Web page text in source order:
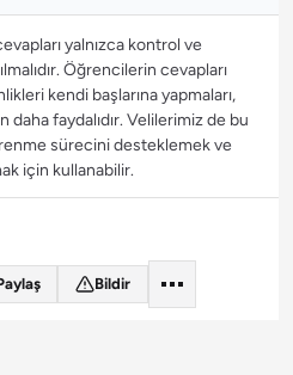
yalnızca kontrol ve
Öğrencilerin cevapları
kendi başlarına yapmaları,
daha faydalıdır. Velilerimiz de bu
sürecini desteklemek ve
için kullanabilir.
Bildir